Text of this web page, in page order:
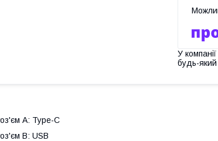
У
будь-
A: Type-C
B: USB